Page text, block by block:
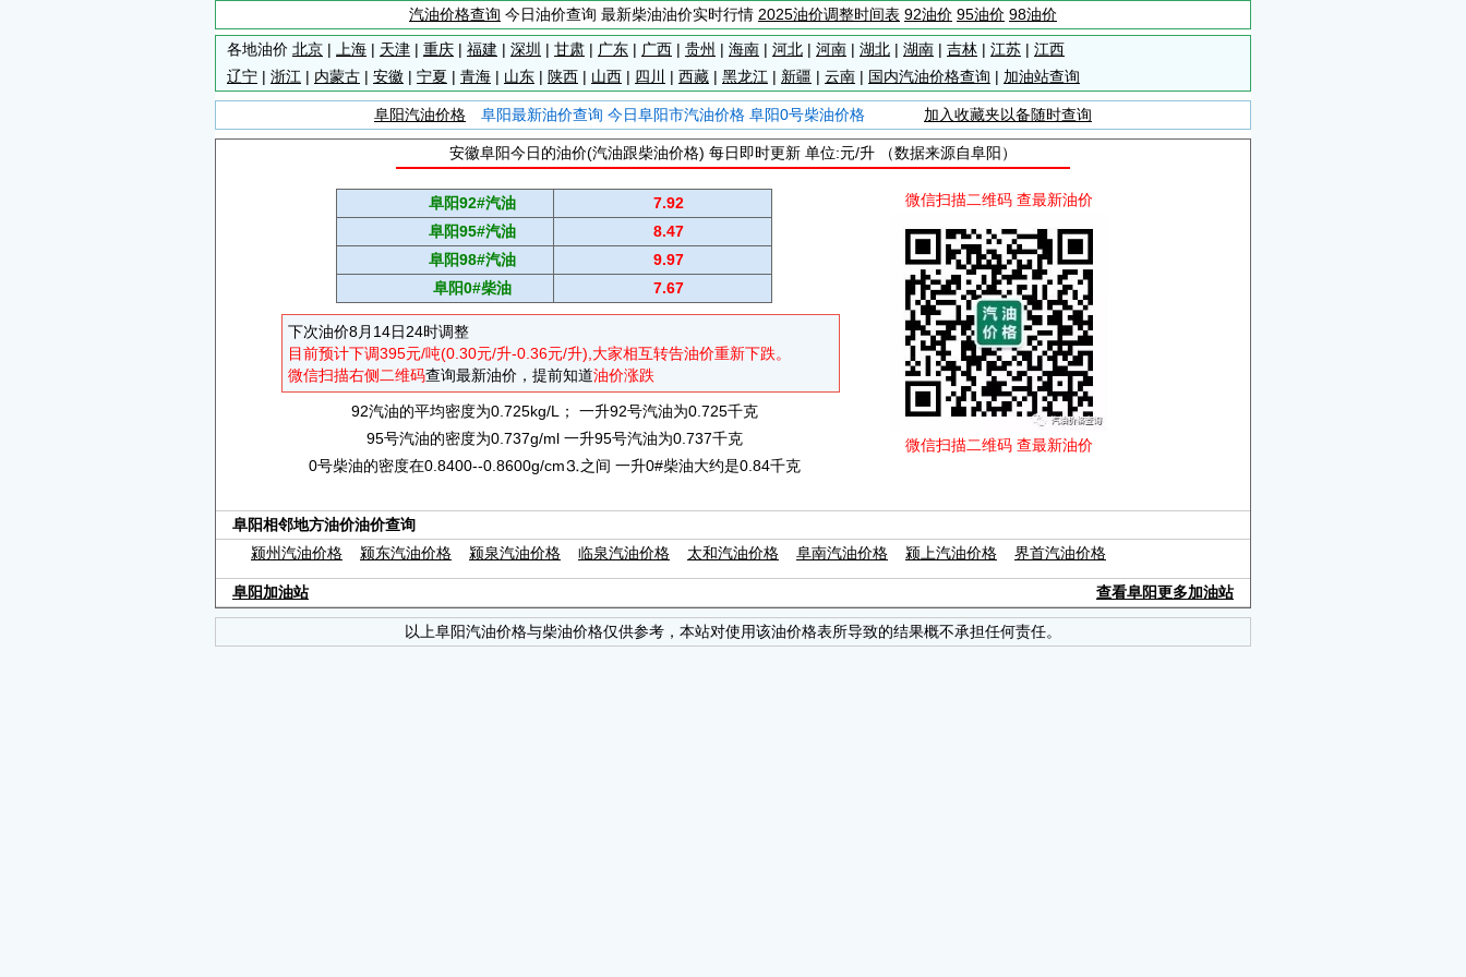
汽油价格查询 今日油价查询 最新柴油油价实时行情 2025油价调整时间表 92油价 95油价 98油价
各地油价 北京 | 上海 | 天津 | 重庆 | 福建 | 深圳 | 甘肃 | 广东 | 广西 | 贵州 | 海南 | 河北 | 河南 | 湖北 | 湖南 | 吉林 | 江苏 | 江西
辽宁 | 浙江 | 内蒙古 | 安徽 | 宁夏 | 青海 | 山东 | 陕西 | 山西 | 四川 | 西藏 | 黑龙江 | 新疆 | 云南 | 国内汽油价格查询 | 加油站查询
阜阳汽油价格 阜阳最新油价查询 今日阜阳市汽油价格 阜阳0号柴油价格 加入收藏夹以备随时查询
安徽阜阳今日的油价(汽油跟柴油价格) 每日即时更新 单位:元/升 （数据来源自阜阳）
阜阳92#汽油
7.92
阜阳95#汽油
8.47
阜阳98#汽油
9.97
阜阳0#柴油
7.67
下次油价8月14日24时调整
目前预计下调395元/吨(0.30元/升-0.36元/升),大家相互转告油价重新下跌。
微信扫描右侧二维码查询最新油价，提前知道油价涨跌
92汽油的平均密度为0.725kg/L； 一升92号汽油为0.725千克
95号汽油的密度为0.737g/ml 一升95号汽油为0.737千克
0号柴油的密度在0.8400--0.8600g/cm⒊之间 一升0#柴油大约是0.84千克
微信扫描二维码 查最新油价
微信扫描二维码 查最新油价
阜阳相邻地方油价油价查询
颍州汽油价格
颍东汽油价格 颍泉汽油价格 临泉汽油价格 太和汽油价格 阜南汽油价格 颍上汽油价格 界首汽油价格
查看阜阳更多加油站
阜阳加油站
以上阜阳汽油价格与柴油价格仅供参考，本站对使用该油价格表所导致的结果概不承担任何责任。